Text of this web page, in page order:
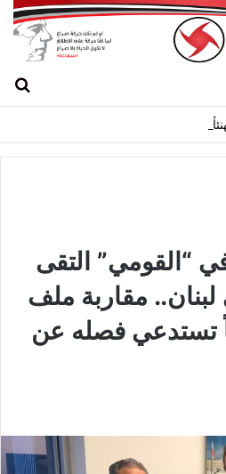
بمناسبة عيد الجيش
“القومي” التقى
لبنان.. مقاربة ملف
تستدعي فصله عن